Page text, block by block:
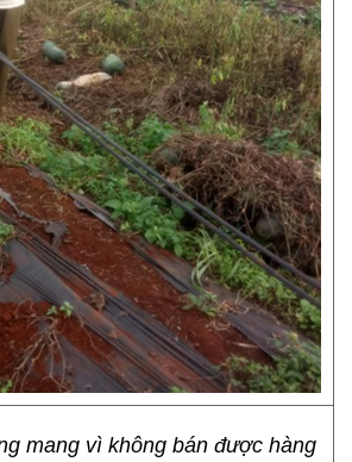
mang vì không bán được hàng